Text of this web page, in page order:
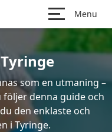
Menu
som en utmaning –
denna guide och
den enklaste och
i Tyringe.